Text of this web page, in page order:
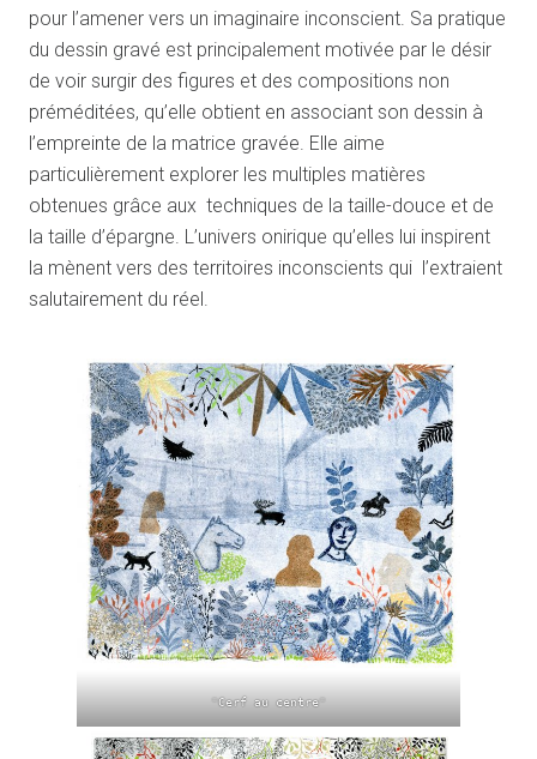
pour l’amener vers un imaginaire inconscient. Sa pratique
du dessin gravé est principalement motivée par le désir
de voir surgir des figures et des compositions non
préméditées, qu’elle obtient en associant son dessin à
l’empreinte de la matrice gravée. Elle aime
particulièrement explorer les multiples matières
obtenues grâce aux techniques de la taille-douce et de
la taille d’épargne. L’univers onirique qu’elles lui inspirent
la mènent vers des territoires inconscients qui l’extraient
salutairement du réel.
"Cerf au centre"